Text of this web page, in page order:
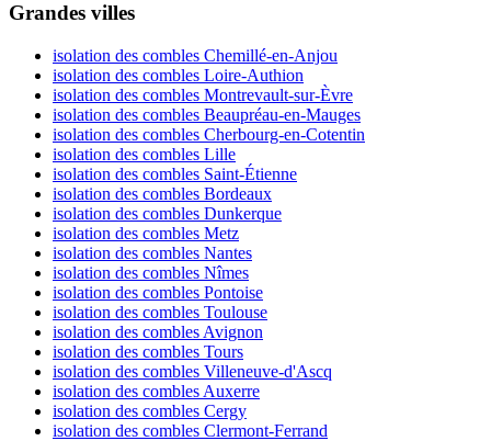
Grandes villes
isolation des combles Chemillé-en-Anjou
isolation des combles Loire-Authion
isolation des combles Montrevault-sur-Èvre
isolation des combles Beaupréau-en-Mauges
isolation des combles Cherbourg-en-Cotentin
isolation des combles Lille
isolation des combles Saint-Étienne
isolation des combles Bordeaux
isolation des combles Dunkerque
isolation des combles Metz
isolation des combles Nantes
isolation des combles Nîmes
isolation des combles Pontoise
isolation des combles Toulouse
isolation des combles Avignon
isolation des combles Tours
isolation des combles Villeneuve-d'Ascq
isolation des combles Auxerre
isolation des combles Cergy
isolation des combles Clermont-Ferrand